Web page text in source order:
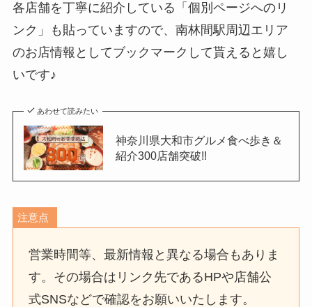
各店舗を丁寧に紹介している「個別ページへのリ
ンク」も貼っていますので、南林間駅周辺エリア
のお店情報としてブックマークして貰えると嬉し
いです♪
あわせて読みたい
神奈川県大和市グルメ食べ歩き＆
紹介300店舗突破!!
注意点
営業時間等、最新情報と異なる場合もありま
す。その場合はリンク先であるHPや店舗公
式SNSなどで確認をお願いいたします。